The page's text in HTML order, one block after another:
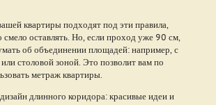
квартиры подходят под эти правила,
оставлять. Но, если проход уже 90 см,
об объединении площадей: например, с
столовой зоной. Это позволит вам по
метраж квартиры.